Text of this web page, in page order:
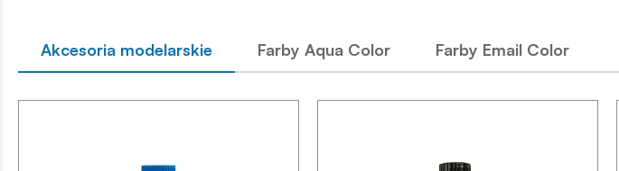
Akcesoria modelarskie Farby Aqua Color Farby Email Color